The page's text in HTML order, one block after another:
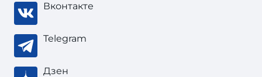
Вконтакте
Telegram
Дзен